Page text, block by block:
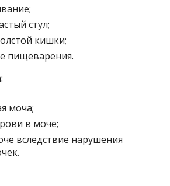
стул;
кишки;
пищеварения.
моча;
в моче;
вследствие нарушения